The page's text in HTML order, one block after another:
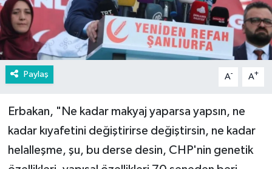
Paylaş A- A+
Erbakan, "Ne kadar makyaj yaparsa yapsın, ne
kadar kıyafetini değiştirirse değiştirsin, ne kadar
helalleşme, şu, bu derse desin, CHP'nin genetik